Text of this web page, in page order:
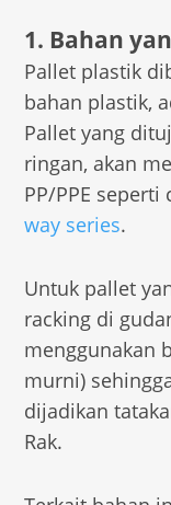
1. Bahan
Pallet plastik
bahan plastik,
Pallet yang
ringan, akan
PP/PPE
way series.
Untuk pallet
racking di
menggunakan
murni)
dijadikan
Rak.